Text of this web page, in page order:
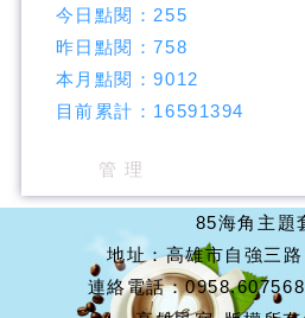
今日點閱： 255
昨日點閱：758
本月點閱：9012
目前累計： 16591394
管 理
85海角主題
地址：高雄市自強三
連絡電話：